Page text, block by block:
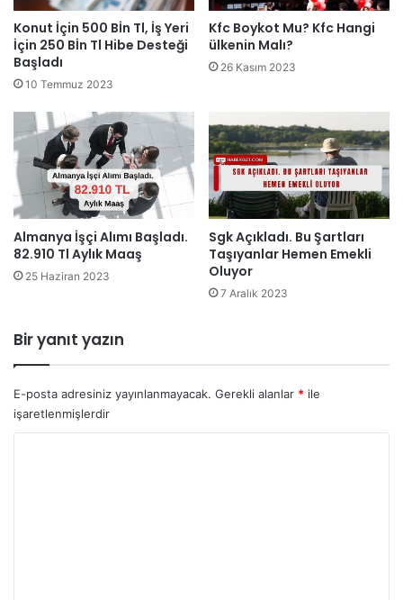
Konut İçin 500 Bİn Tl, İş Yeri
İçin 250 Bİn Tl Hibe Desteği
Başladı
10 Temmuz 2023
Kfc Boykot Mu? Kfc Hangi
ülkenin Malı?
26 Kasım 2023
Almanya İşçi Alımı Başladı.
82.910 Tl Aylık Maaş
25 Haziran 2023
Sgk Açıkladı. Bu Şartları
Taşıyanlar Hemen Emekli
Oluyor
7 Aralık 2023
Bir yanıt yazın
E-posta adresiniz yayınlanmayacak. Gerekli alanlar * ile
işaretlenmişlerdir